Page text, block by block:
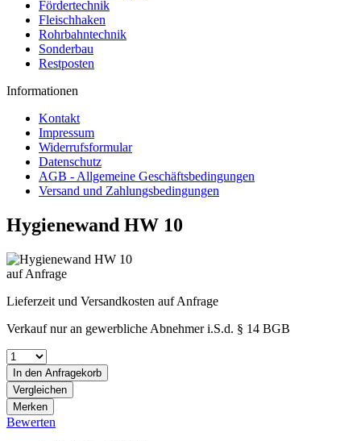
Fördertechnik
Fleischhaken
Rohrbahntechnik
Sonderbau
Restposten
Informationen
Kontakt
Impressum
Widerrufsformular
Datenschutz
AGB - Allgemeine Geschäftsbedingungen
Versand und Zahlungsbedingungen
Hygienewand HW 10
auf Anfrage
Lieferzeit und Versandkosten auf Anfrage
Verkauf nur an gewerbliche Abnehmer i.S.d. § 14 BGB
In den Anfragekorb
Vergleichen
Merken
Bewerten